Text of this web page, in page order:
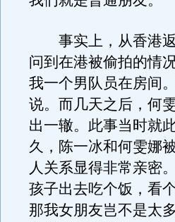
事实上，从香港返
问到在港被偷拍的情
我一个男队员在房间
说。而几天之后，何
出一辙。此事当时就
久，陈一冰和何雯娜
人关系显得非常亲密
孩子出去吃个饭，看
那我女朋友岂不是太